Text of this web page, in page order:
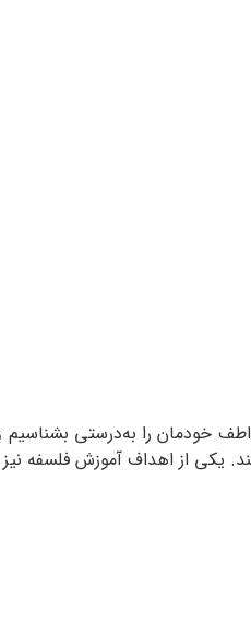
خودمان را به‌درستی
یکی از اهداف آموزش فلسفه